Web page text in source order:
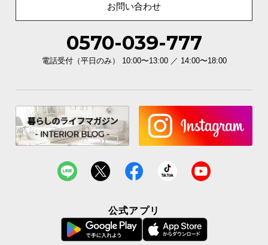
お問い合わせ
0570-039-777
電話受付（平日のみ） 10:00〜13:00 ／ 14:00〜18:00
公式アプリ